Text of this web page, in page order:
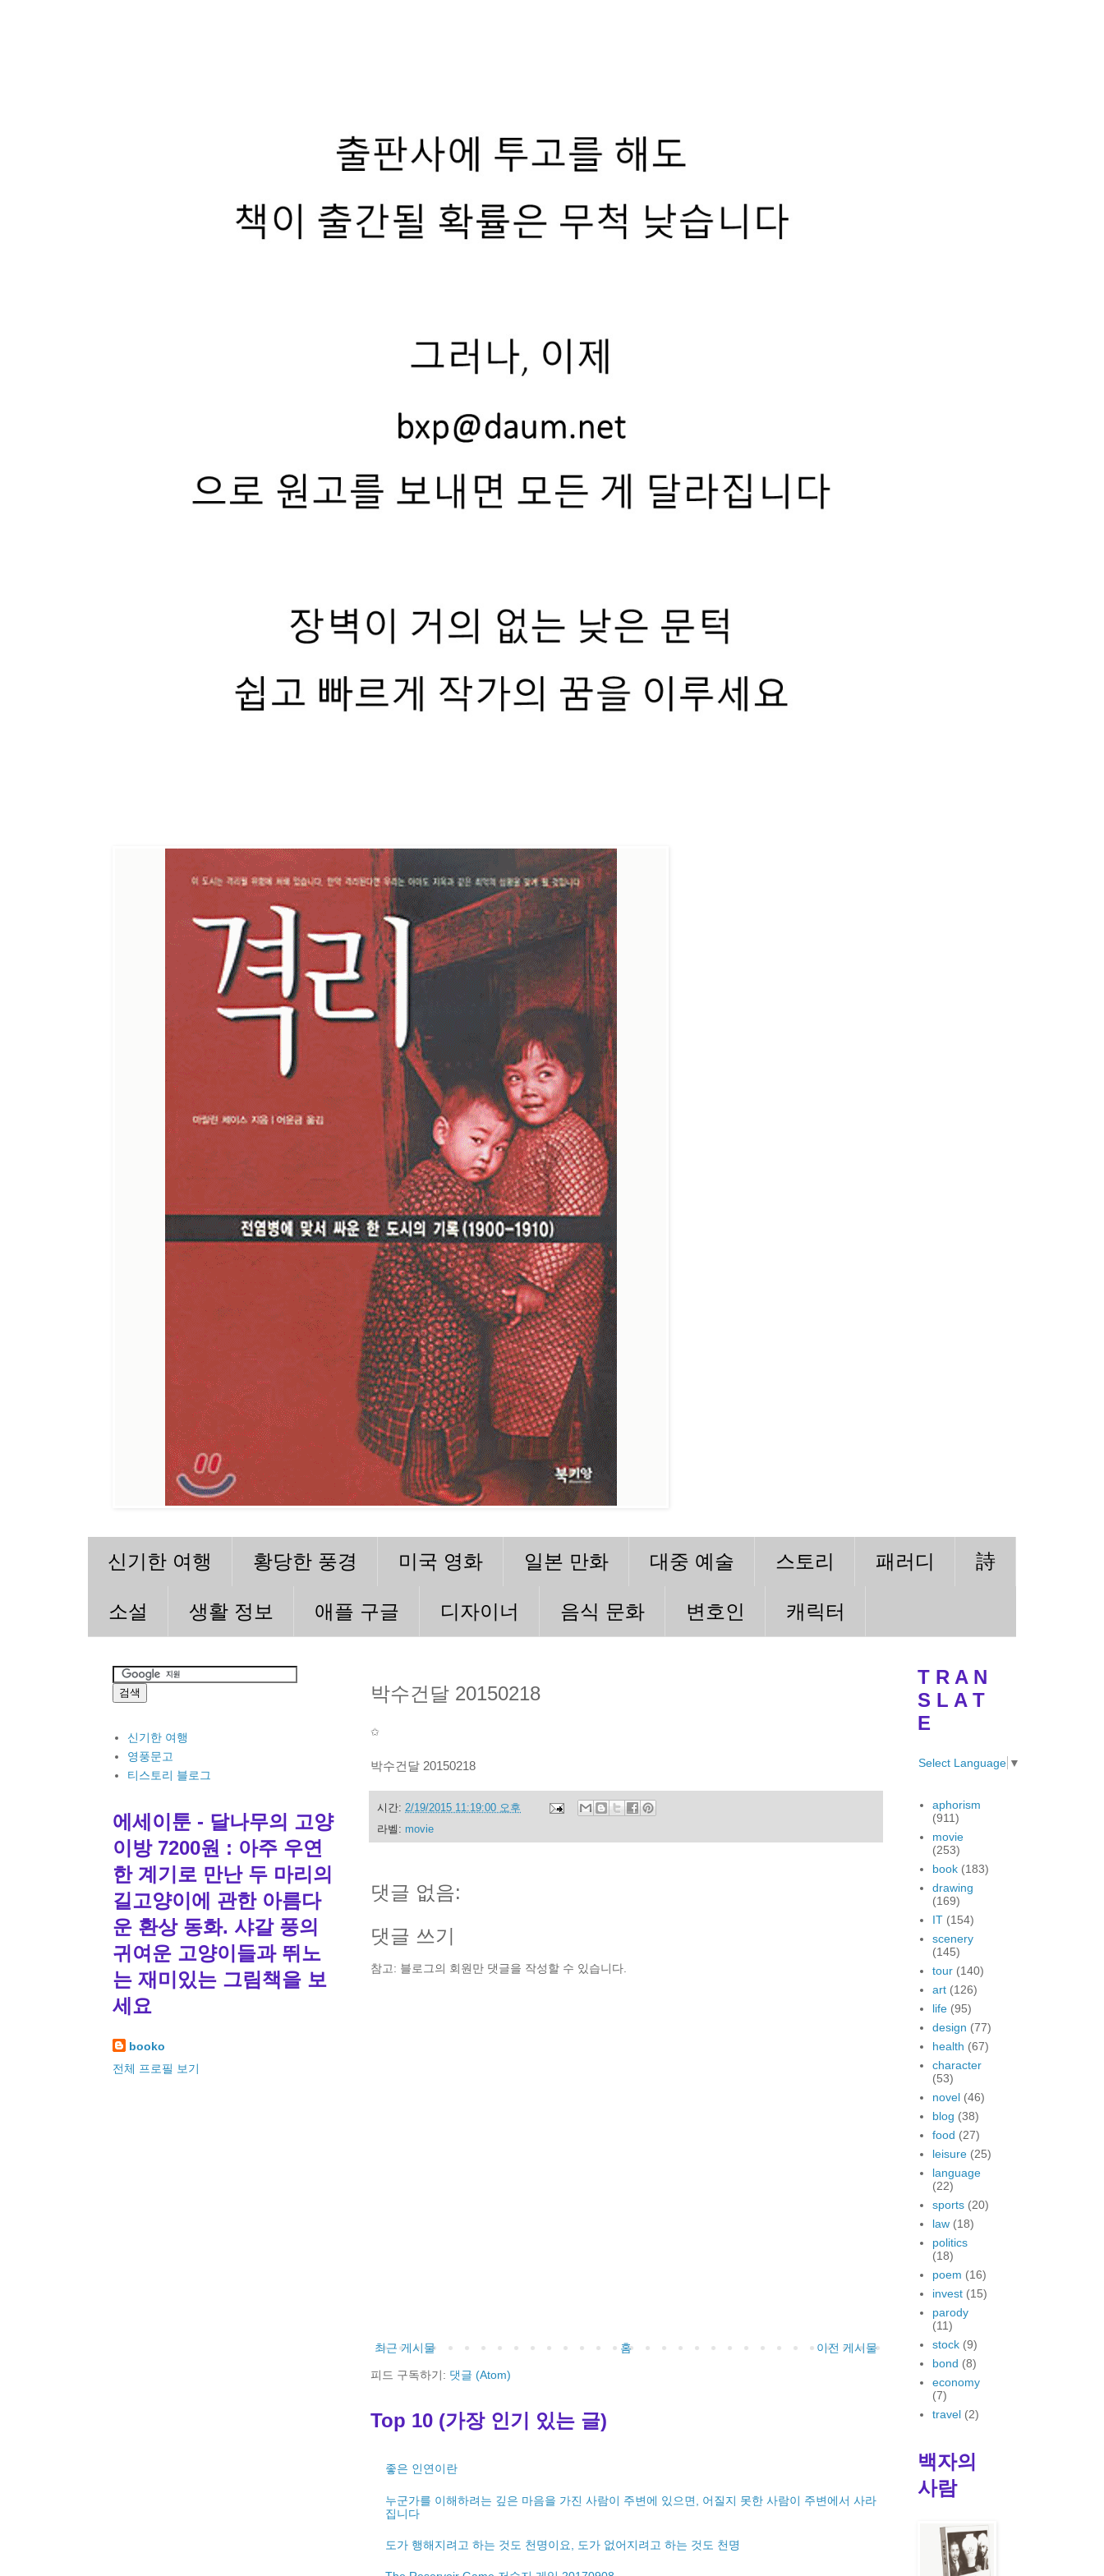
신기한 여행 황당한 풍경 미국 영화 일본 만화 대중 예술 스토리 패러디 詩
소설 생활 정보 애플 구글 디자이너 음식 문화 변호인 캐릭터
박수건달 20150218
✩
박수건달 20150218
시간: 2/19/2015 11:19:00 오후
라벨: movie
댓글 없음:
댓글 쓰기
참고: 블로그의 회원만 댓글을 작성할 수 있습니다.
최근 게시물 이전 게시물
홈
피드 구독하기: 댓글 (Atom)
Top 10 (가장 인기 있는 글)
좋은 인연이란
누군가를 이해하려는 깊은 마음을 가진 사람이 주변에 있으면, 어질지 못한 사람이 주변에서 사라
집니다
도가 행해지려고 하는 것도 천명이요, 도가 없어지려고 하는 것도 천명
신기한 여행
영풍문고
티스토리 블로그
에세이툰 - 달나무의 고양
이방 7200원 : 아주 우연
한 계기로 만난 두 마리의
길고양이에 관한 아름다
운 환상 동화. 샤갈 풍의
귀여운 고양이들과 뛰노
는 재미있는 그림책을 보
세요
booko
전체 프로필 보기
T R A N
S L A T
E
Select Language ▼
aphorism
(911)
movie
(253)
book (183)
drawing
(169)
IT (154)
scenery
(145)
tour (140)
art (126)
life (95)
design (77)
health (67)
character
(53)
novel (46)
blog (38)
food (27)
leisure (25)
language
(22)
sports (20)
law (18)
politics
(18)
poem (16)
invest (15)
parody
(11)
stock (9)
bond (8)
economy
(7)
travel (2)
백자의
사람